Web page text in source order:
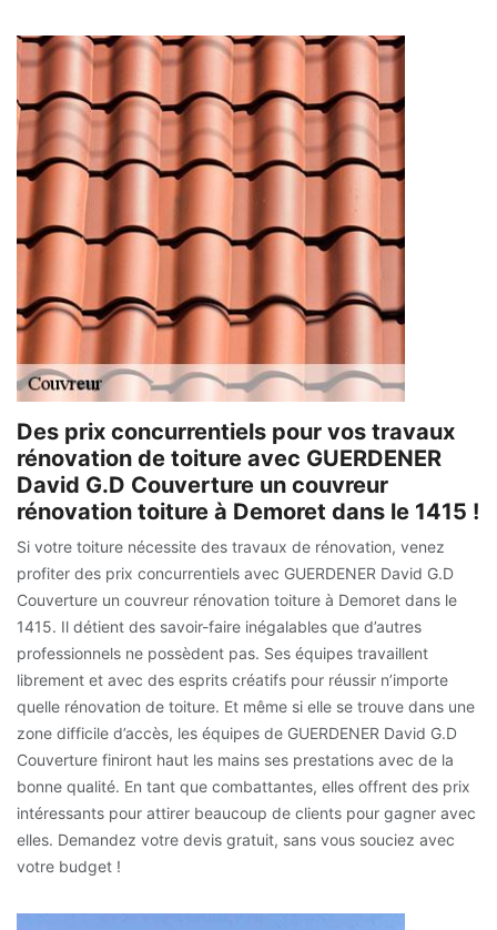
Des prix concurrentiels pour vos travaux
rénovation de toiture avec GUERDENER
David G.D Couverture un couvreur
rénovation toiture à Demoret dans le 1415 !
Si votre toiture nécessite des travaux de rénovation, venez
profiter des prix concurrentiels avec GUERDENER David G.D
Couverture un couvreur rénovation toiture à Demoret dans le
1415. Il détient des savoir-faire inégalables que d’autres
professionnels ne possèdent pas. Ses équipes travaillent
librement et avec des esprits créatifs pour réussir n’importe
quelle rénovation de toiture. Et même si elle se trouve dans une
zone difficile d’accès, les équipes de GUERDENER David G.D
Couverture finiront haut les mains ses prestations avec de la
bonne qualité. En tant que combattantes, elles offrent des prix
intéressants pour attirer beaucoup de clients pour gagner avec
elles. Demandez votre devis gratuit, sans vous souciez avec
votre budget !